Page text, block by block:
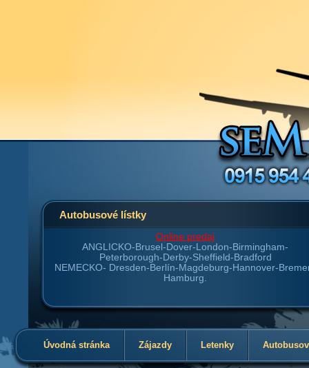
Autobusové lístky
Online predaj
ANGLICKO- Brusel-Dover-London-Birmingham-
Peterborough-Derby-Sheffield-Bradford
NEMECKO- Dresden-Berlín-Magdeburg-Hannover-
Hamburg.
Úvodná stránka Zájazdy Letenky